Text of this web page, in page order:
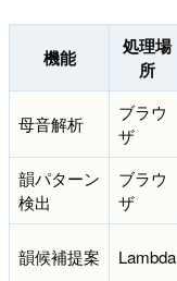
機能
処理場
所
母音解析
ブラウ
ザ
韻パターン
検出
ブラウ
ザ
韻候補提案 Lambda